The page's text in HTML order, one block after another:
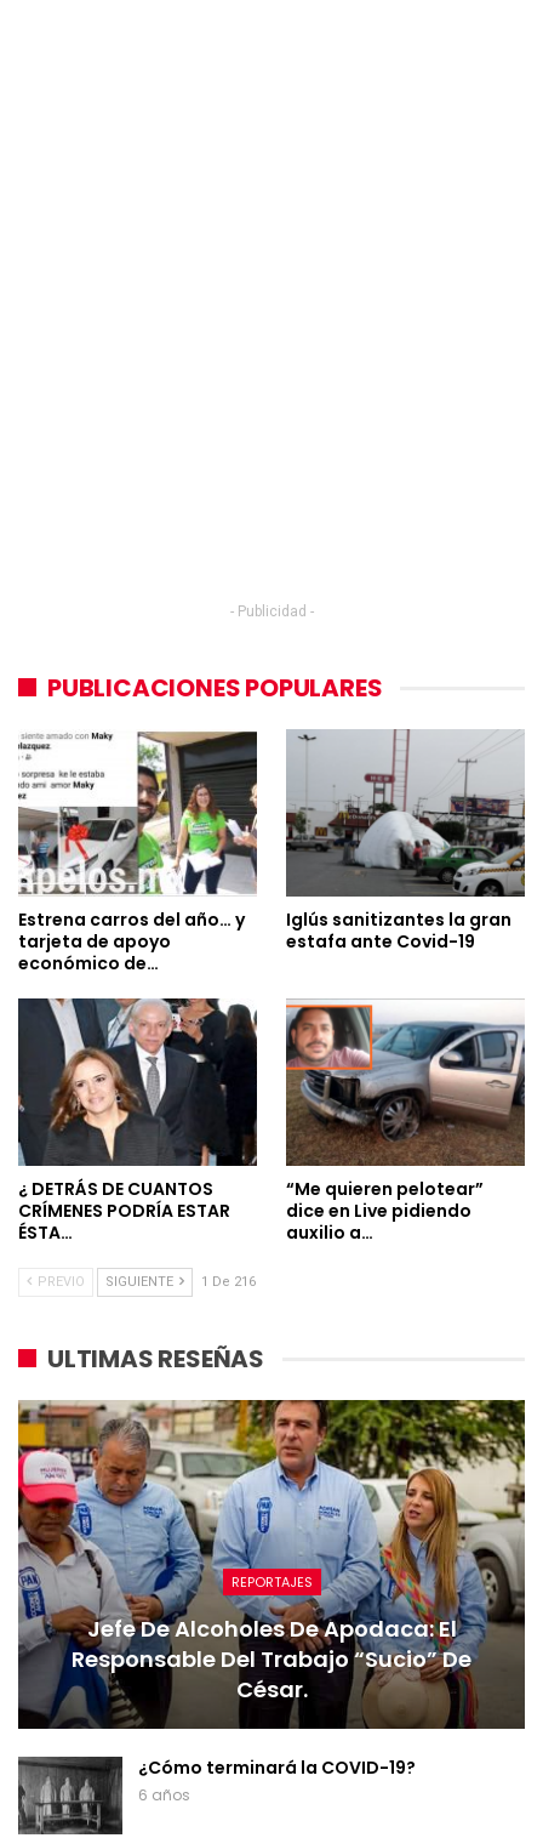
- Publicidad -
PUBLICACIONES POPULARES
Estrena carros del año… y
tarjeta de apoyo
económico de…
Iglús sanitizantes la gran
estafa ante Covid-19
¿ DETRÁS DE CUANTOS
CRÍMENES PODRÍA ESTAR
ÉSTA…
“Me quieren pelotear”
dice en Live pidiendo
auxilio a…
PREVIO SIGUIENTE 1 De 216
ULTIMAS RESEÑAS
REPORTAJES
Jefe De Alcoholes De Apodaca: El
Responsable Del Trabajo “sucio” De
César.
¿Cómo terminará la COVID-19?
6 años